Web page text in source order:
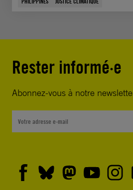
Rester informé·e
Abonnez-vous à notre